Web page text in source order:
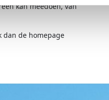
kan meedoen, van
dan de homepage